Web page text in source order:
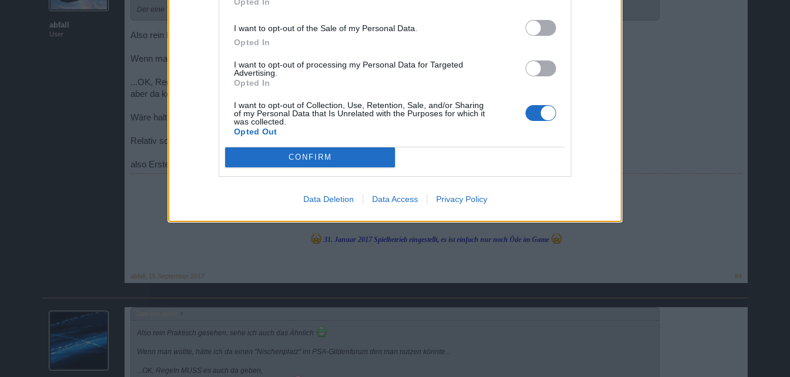
I want to opt-out of the Sale of my Personal Data.
Opted In
I want to opt-out of processing my Personal Data for Targeted
Advertising.
Opted In
I want to opt-out of Collection, Use, Retention, Sale, and/or Sharing
of my Personal Data that Is Unrelated with the Purposes for which it
was collected.
Opted Out
CONFIRM
Data Deletion Data Access Privacy Policy
abfall
User
Der eine Thread wo es um etwas anderes ging ist nämlich mal wieder fest vernagelt worden daher muss man da eigentlich nix mehr zu sagen.
Also rein Praktisch gesehen, sehe ich auch das Ähnlich
Wenn man wollte, hätte ich da einen "Nischenplatz" im PSA-Gildenforum den man nutzen könnte...
...OK, Regeln MUSS es auch da geben,
aber da könnten man eine Art Troika "einsetzen"
Wäre halt ein Dark-Forum in der Grundeinstellung
Relativ schnell nutzbar
also Erstellt ist schon etwas Kleines mit Berechtigungen
PS: hat da jemand vergessen den Forumsbann zu erstellen (18.1.2018 - 18.2.2018 )??Hier war einmal die Forumsmaus der PSA
31. Januar 2017 Spielbetrieb eingestellt, es ist einfach nur noch Öde im Game
abfall 15 September 2017 #4
↑
Also rein Praktisch gesehen, sehe ich auch das Ähnlich
Wenn man wollte, hätte ich da einen "Nischenplatz" im PSA-Gildenforum den man nutzen könnte...
...OK, Regeln MUSS es auch da geben,